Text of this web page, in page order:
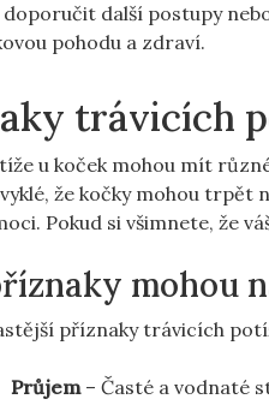
další postupy
pohodu a zdraví.
trávicích
u koček mohou mít
že kočky mohou trpět
Pokud si všimnete, že
mohou
příznaky trávicích
Průjem– Časté a vodnaté